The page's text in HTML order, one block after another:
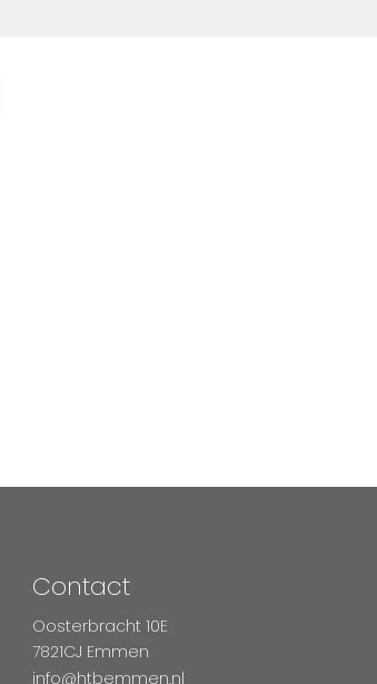
Contact
Oosterbracht 10E
7821CJ Emmen
info@htbemmen.nl